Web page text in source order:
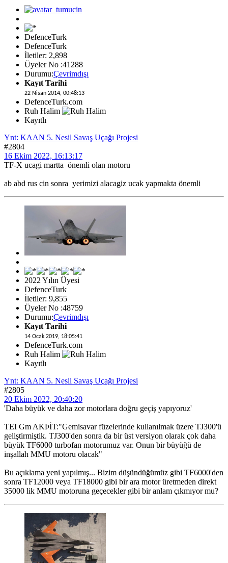
DefenceTurk
DefenceTurk
İletiler: 2,898
Üyeler No :41288
Durumu:Çevrimdışı
Kayıt Tarihi
22 Nisan 2014, 00:48:13
DefenceTurk.com
Ruh Halim
Kayıtlı
Ynt: KAAN 5. Nesil Savaş Uçağı Projesi
#2804
16 Ekim 2022, 16:13:17
TF-X ucagi martta önemli olan motoru
ab abd rus cin sonra yerimizi alacagiz ucak yapmakta önemli
2022 Yılın Üyesi
DefenceTurk
İletiler: 9,855
Üyeler No :48759
Durumu:Çevrimdışı
Kayıt Tarihi
14 Ocak 2019, 18:05:41
DefenceTurk.com
Ruh Halim
Kayıtlı
Ynt: KAAN 5. Nesil Savaş Uçağı Projesi
#2805
20 Ekim 2022, 20:40:20
'Daha büyük ve daha zor motorlara doğru geçiş yapıyoruz'
TEI Gm AKÞİT:"Gemisavar füzelerinde kullanılmak üzere TJ300'ü
geliştirmiştik. TJ300'den sonra da bir üst versiyon olarak çok daha
büyük TF6000 turbofan motorumuz var. Onun bir büyüğü de
inşallah MMU motoru olacak"
Bu açıklama yeni yapılmış... Bizim düşündüğümüz gibi TF6000'den
sonra TF12000 veya TF18000 gibi bir ara motor üretmeden direkt
35000 lik MMU motoruna geçecekler gibi bir anlam çıkmıyor mu?